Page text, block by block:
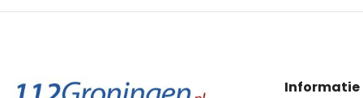
Informatie